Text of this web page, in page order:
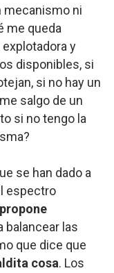
mecanismo ni
me queda
y
disponibles, si
si no hay un
salgo de un
si no tengo la
se han dado a
espectro
propone
balancear las
que dice que
cosa. Los